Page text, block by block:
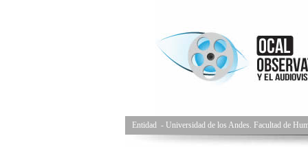
Entidad - Universidad de los Andes. Facultad de